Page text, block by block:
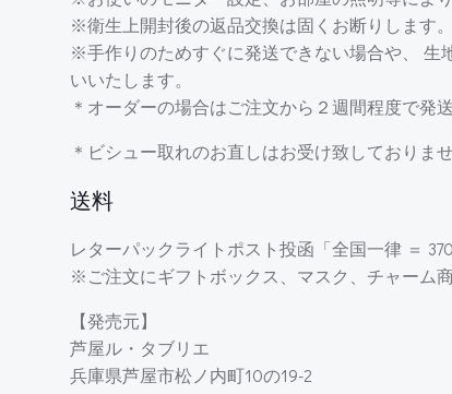
※衛生上開封後の返品交換は固くお断りします。
※手作りのためすぐに発送できない場合や、 生
いいたします。
＊オーダーの場合はご注文から２週間程度で発
＊ビシュー取れのお直しはお受け致しておりま
送料
レターパックライトポスト投函「全国一律 ＝ 370
※ご注文にギフトボックス、マスク、チャーム
【発売元】
芦屋ル・タブリエ
兵庫県芦屋市松ノ内町10の19-2